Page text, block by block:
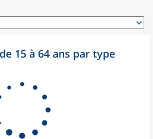
15 à 64 ans par type